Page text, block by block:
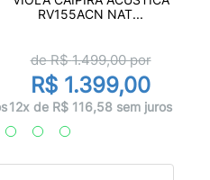
RV155ACN NAT...
de R$1.499,00por
R$ 1.399,00
12x de R$ 116,58 sem juros